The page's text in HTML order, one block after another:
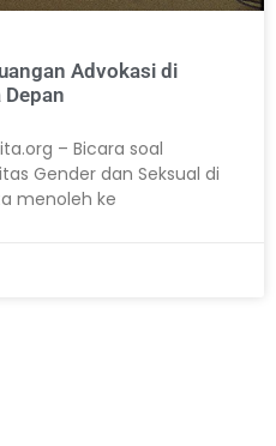
Advokasi di
– Bicara soal
Gender dan Seksual di
menoleh ke